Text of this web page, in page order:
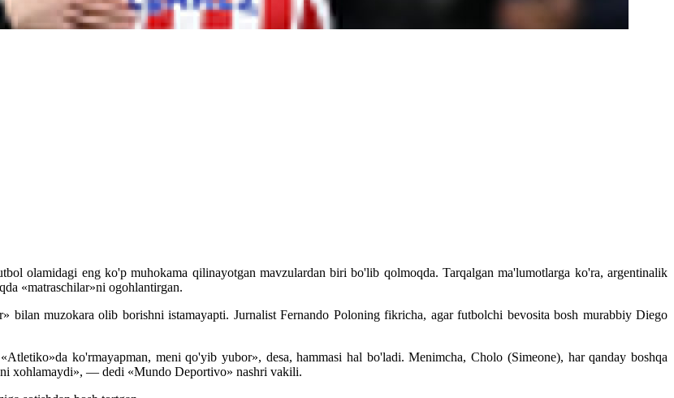
olamidagi eng ko'p muhokama qilinayotgan mavzulardan biri bo'lib qolmoqda. Tarqalgan ma'lumotlarga ko'ra, argentinalik
«matraschilar»ni ogohlantirgan.
bilan muzokara olib borishni istamayapti. Jurnalist Fernando Poloning fikricha, agar futbolchi bevosita bosh murabbiy Diego
ko'rmayapman, meni qo'yib yubor», desa, hammasi hal bo'ladi. Menimcha, Cholo (Simeone), har qanday boshqa
xohlamaydi», — dedi «Mundo Deportivo» nashri vakili.